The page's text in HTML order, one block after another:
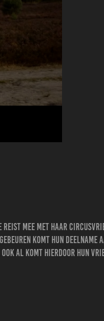
mee met haar
komt hun
al komt hierdoor hun